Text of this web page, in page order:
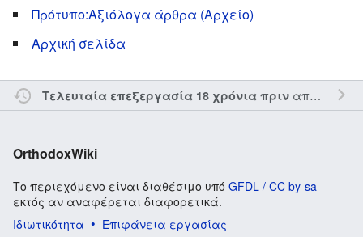
Πρότυπο:Αξιόλογα άρθρα (Αρχείο)
Αρχική σελίδα
Τελευταία επεξεργασία 18 χρόνια πριναπό τον την
OrthodoxWiki
Το περιεχόμενο είναι διαθέσιμο υπό GFDL / CC by-sa
εκτός αν αναφέρεται διαφορετικά.
Ιδιωτικότητα
Επιφάνεια εργασίας